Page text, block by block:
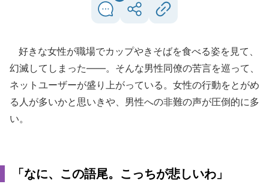
好きな女性が職場でカップやきそばを食べる姿を見て、
幻滅してしまった――。そんな男性同僚の苦言を巡って、
ネットユーザーが盛り上がっている。女性の行動をとがめ
る人が多いかと思いきや、男性への非難の声が圧倒的に多
い。
「なに、この語尾。こっちが悲しいわ」